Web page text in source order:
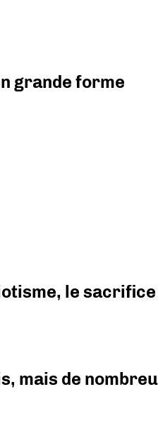
grande forme
le sacrifice
mais de